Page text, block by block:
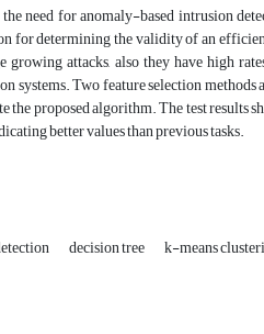
need for anomaly-based intrusion
for determining the validity of an
growing attacks, also they have high
systems. Two feature selection
the proposed algorithm. The test results
better values ​​than previous tasks.
decision tree k-means